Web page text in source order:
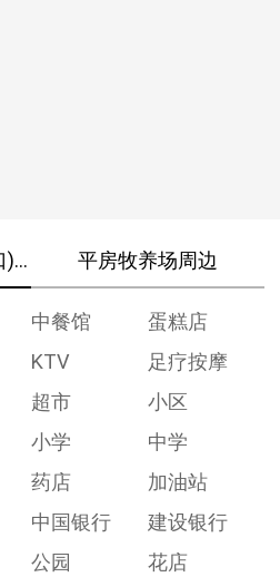
周边 平房牧养场周边
中餐馆
蛋糕店
KTV
足疗按摩
超市
小区
小学
中学
药店
加油站
中国银行
建设银行
公园
花店